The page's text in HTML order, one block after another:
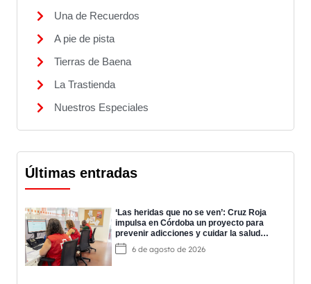
Una de Recuerdos
A pie de pista
Tierras de Baena
La Trastienda
Nuestros Especiales
Últimas entradas
‘Las heridas que no se ven’: Cruz Roja
impulsa en Córdoba un proyecto para
prevenir adicciones y cuidar la salud
mental
6 de agosto de 2026